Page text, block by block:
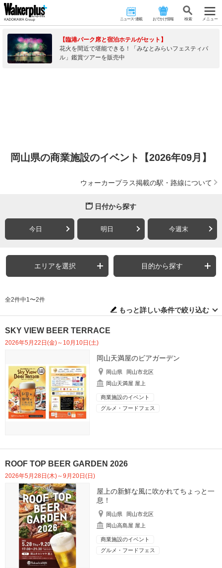
ニュース･連載 おでかけ情報 検 索 メニュー
【臨港パーク席と宿泊ホテルがセット】
花火を間近で堪能できる！「みなとみらいフェスティバ
ル」鑑賞ツアーを販売中
岡山県の商業施設のイベント【2026年09月】
ウォーカープラス掲載の駅・路線について
日付から探す
今日 明日 今週末
エリアを選択 目的から探す
全2件中1〜2件
もっと詳しい条件で絞り込む
SKY VIEW BEER TERRACE
2026年5月22日(金)～10月10日(土)
岡山天満屋のビアガーデン
岡山県
岡山市北区
岡山天満屋 屋上
商業施設のイベント
グルメ・フードフェス
ROOF TOP BEER GARDEN 2026
2026年5月28日(木)～9月20日(日)
屋上の新鮮な風に吹かれてちょっと一
息！
岡山県
岡山市北区
岡山高島屋 屋上
商業施設のイベント
グルメ・フードフェス